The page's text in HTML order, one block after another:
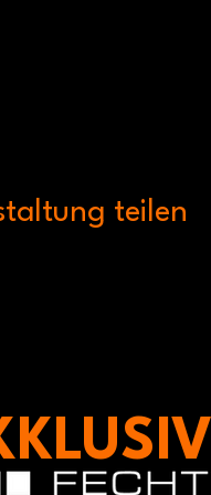
teilen